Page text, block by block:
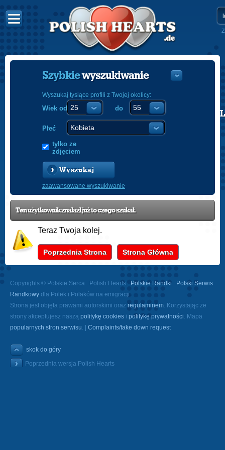
POLISH
Szybkiewyszukiwanie
Wyszukaj tysiące profili z Twojej okolicy:
Wiek od do
Płeć
tylko ze
zdjęciem
Wyszukaj
zaawansowane wyszukiwanie
Ten użytkownik znalazł już to czego szukał.
Teraz Twoja kolej.
Poprzednia Strona Strona Główna
Copyrights © Polskie Serca : Polish Hearts : Polskie Randki : Polski Serwis
Randkowy dla Polek i Polaków na emigracji.
Strona jest objęta prawami autorskimi oraz regulaminem. Korzystając ze
strony akceptujesz naszą politykę cookies i politykę prywatności. Mapa
popularnych stron serwisu. | Complaints/take down request
skok do góry
Poprzednia wersja Polish Hearts